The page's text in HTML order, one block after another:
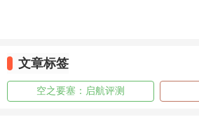
文章标签
空之要塞：启航评测